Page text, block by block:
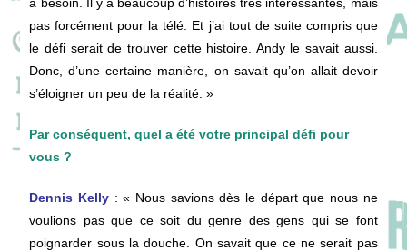
pas forcément pour la télé. Et j’ai tout de suite compris que
le défi serait de trouver cette histoire. Andy le savait aussi.
Donc, d’une certaine manière, on savait qu’on allait devoir
s’éloigner un peu de la réalité. »
Par conséquent, quel a été votre principal défi pour
vous ?
Dennis Kelly : « Nous savions dès le départ que nous ne
voulions pas que ce soit du genre des gens qui se font
poignarder sous la douche. On savait que ce ne serait pas